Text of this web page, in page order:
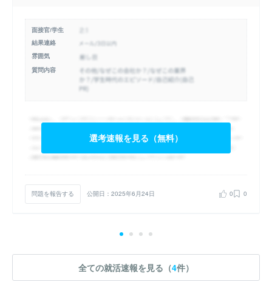
面接官/学生
結果連絡
雰囲気
質問内容
選考速報を見る（無料）
問題を報告する 公開日：2025年6月24日 0 0
全ての就活速報を見る（4件）